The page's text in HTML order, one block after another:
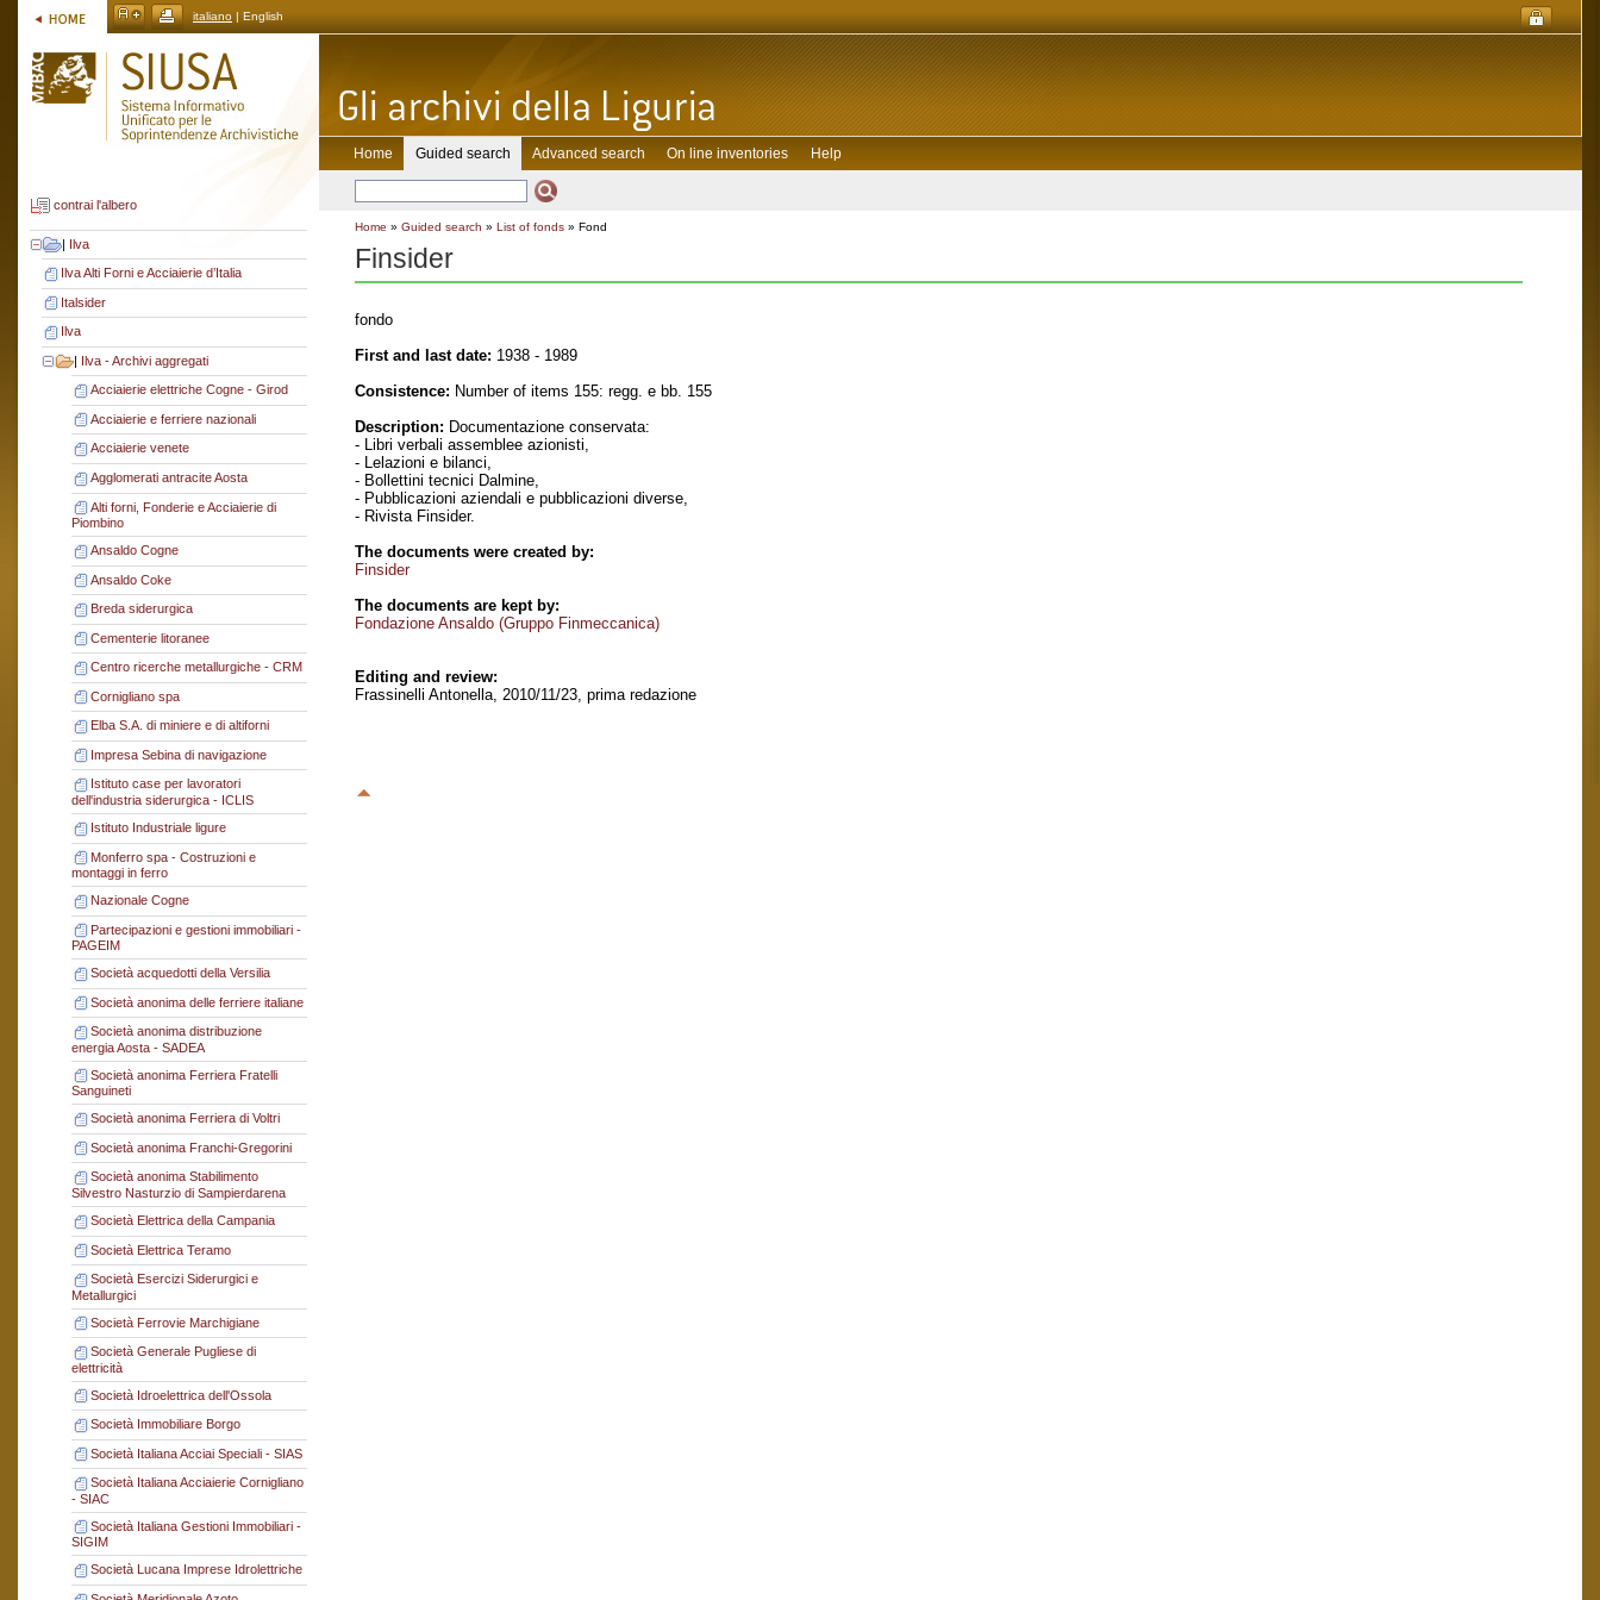
italiano | English
contrai l'albero
| Ilva
Ilva Alti Forni e Acciaierie d’Italia
Italsider
Ilva
| Ilva - Archivi aggregati
Acciaierie elettriche Cogne - Girod
Acciaierie e ferriere nazionali
Acciaierie venete
Agglomerati antracite Aosta
Alti forni, Fonderie e Acciaierie di
Piombino
Ansaldo Cogne
Ansaldo Coke
Breda siderurgica
Cementerie litoranee
Centro ricerche metallurgiche - CRM
Cornigliano spa
Elba S.A. di miniere e di altiforni
Impresa Sebina di navigazione
Istituto case per lavoratori
dell'industria siderurgica - ICLIS
Istituto Industriale ligure
Monferro spa - Costruzioni e
montaggi in ferro
Nazionale Cogne
Partecipazioni e gestioni immobiliari -
PAGEIM
Società acquedotti della Versilia
Società anonima delle ferriere italiane
Società anonima distribuzione
energia Aosta - SADEA
Società anonima Ferriera Fratelli
Sanguineti
Società anonima Ferriera di Voltri
Società anonima Franchi-Gregorini
Società anonima Stabilimento
Silvestro Nasturzio di Sampierdarena
Società Elettrica della Campania
Società Elettrica Teramo
Società Esercizi Siderurgici e
Metallurgici
Società Ferrovie Marchigiane
Società Generale Pugliese di
elettricità
Società Idroelettrica dell'Ossola
Società Immobiliare Borgo
Società Italiana Acciai Speciali - SIAS
Società Italiana Acciaierie Cornigliano
- SIAC
Società Italiana Gestioni Immobiliari -
SIGIM
Società Lucana Imprese Idrolettriche
Home Guided search Advanced search On line inventories Help
Home » Guided search » List of fonds » Fond
Finsider
fondo
First and last date: 1938 - 1989
Consistence: Number of items 155: regg. e bb. 155
Description: Documentazione conservata:
- Libri verbali assemblee azionisti,
- Lelazioni e bilanci,
- Bollettini tecnici Dalmine,
- Pubblicazioni aziendali e pubblicazioni diverse,
- Rivista Finsider.
The documents were created by:
Finsider
The documents are kept by:
Fondazione Ansaldo (Gruppo Finmeccanica)
Editing and review:
Frassinelli Antonella, 2010/11/23, prima redazione